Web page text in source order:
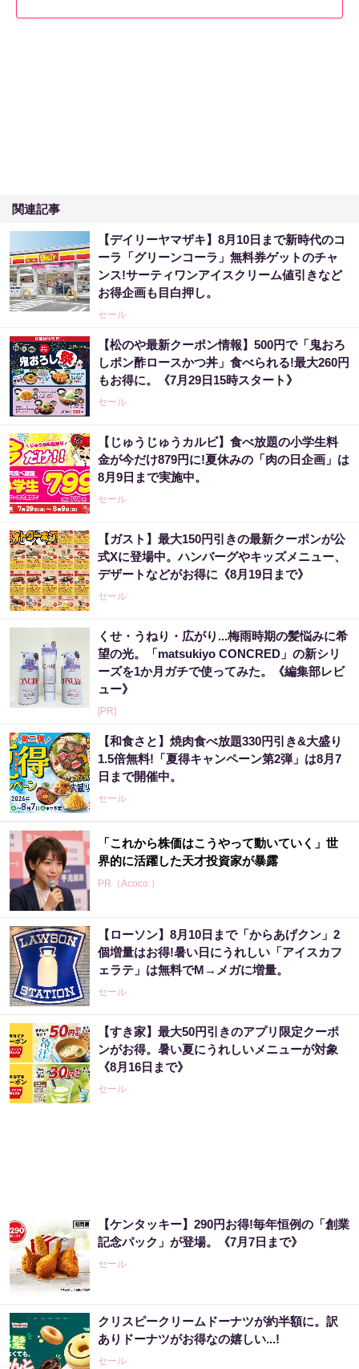
関連記事
【デイリーヤマザキ】8月10日まで新時代のコ
ーラ「グリーンコーラ」無料券ゲットのチャ
ンス!サーティワンアイスクリーム値引きなど
お得企画も目白押し。
セール
【松のや最新クーポン情報】500円で「鬼おろ
しポン酢ロースかつ丼」食べられる!最大260円
もお得に。《7月29日15時スタート》
セール
【じゅうじゅうカルビ】食べ放題の小学生料
金が今だけ879円に!夏休みの「肉の日企画」は
8月9日まで実施中。
セール
【ガスト】最大150円引きの最新クーポンが公
式Xに登場中。ハンバーグやキッズメニュー、
デザートなどがお得に《8月19日まで》
セール
くせ・うねり・広がり...梅雨時期の髪悩みに希
望の光。「matsukiyo CONCRED」の新シリ
ーズを1か月ガチで使ってみた。《編集部レビ
ュー》
[PR]
【和食さと】焼肉食べ放題330円引き&大盛り
1.5倍無料!「夏得キャンペーン第2弾」は8月7
日まで開催中。
セール
「これから株価はこうやって動いていく」世
界的に活躍した天才投資家が暴露
PR（Acoco.）
【ローソン】8月10日まで「からあげクン」2
個増量はお得!暑い日にうれしい「アイスカフ
ェラテ」は無料でM→メガに増量。
セール
【すき家】最大50円引きのアプリ限定クーポ
ンがお得。暑い夏にうれしいメニューが対象
《8月16日まで》
セール
【ケンタッキー】290円お得!毎年恒例の「創業
記念パック」が登場。《7月7日まで》
セール
クリスピークリームドーナツが約半額に。訳
ありドーナツがお得なの嬉しい...!
セール